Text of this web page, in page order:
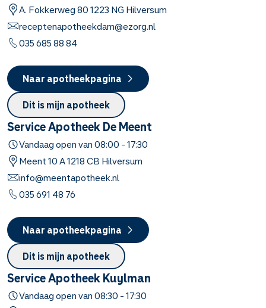
A. Fokkerweg801223 NG Hilversum
receptenapotheekdam@ezorg.nl
035 685 88 84
Naar apotheekpagina
Dit is mijn apotheek
Service Apotheek De Meent
Vandaag open van08:00 -17:30
Meent10 A1218 CB Hilversum
info@meentapotheek.nl
035 691 48 76
Naar apotheekpagina
Dit is mijn apotheek
Service Apotheek Kuylman
Vandaag open van08:30 -17:30